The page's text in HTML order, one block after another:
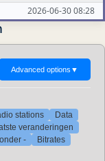
2026-06-30 08:28
Advanced options ▼
stations
Data
veranderingen
- Bitrates